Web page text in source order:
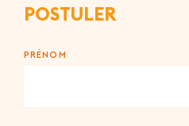
POSTULER
PRÉNOM